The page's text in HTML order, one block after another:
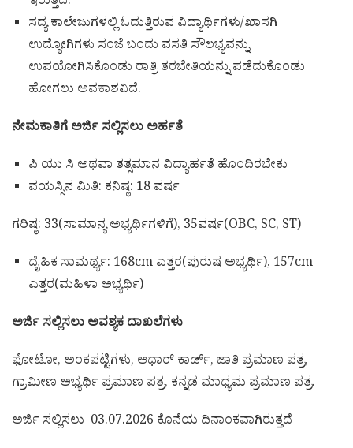
ಸದ್ಯ ಕಾಲೇಜುಗಳಲ್ಲಿ ಓದುತ್ತಿರುವ ವಿದ್ಯಾರ್ಥಿಗಳು/ಖಾಸಗಿ
ಉದ್ಯೋಗಿಗಳು ಸಂಜೆ ಬಂದು ವಸತಿ ಸೌಲಭ್ಯವನ್ನು
ಉಪಯೋಗಿಸಿಕೊಂಡು ರಾತ್ರಿ ತರಬೇತಿಯನ್ನು ಪಡೆದುಕೊಂಡು
ಹೋಗಲು ಅವಕಾಶವಿದೆ.
ನೇಮಕಾತಿಗೆ ಅರ್ಜಿ ಸಲ್ಲಿಸಲು ಅರ್ಹತೆ
ಪಿ ಯು ಸಿ ಅಥವಾ ತತ್ಸಮಾನ ವಿದ್ಯಾರ್ಹತೆ ಹೊಂದಿರಬೇಕು
ವಯಸ್ಸಿನ ಮಿತಿ: ಕನಿಷ್ಠ: 18 ವರ್ಷ
ಗರಿಷ್ಠ: 33(ಸಾಮಾನ್ಯ ಅಭ್ಯರ್ಥಿಗಳಿಗೆ), 35ವರ್ಷ(OBC, SC, ST)
ದೈಹಿಕ ಸಾಮರ್ಥ್ಯ: 168cm ಎತ್ತರ(ಪುರುಷ ಅಭ್ಯರ್ಥಿ), 157cm
ಎತ್ತರ(ಮಹಿಳಾ ಅಭ್ಯರ್ಥಿ)
ಅರ್ಜಿ ಸಲ್ಲಿಸಲು ಅವಶ್ಯಕ ದಾಖಲೆಗಳು
ಫೋಟೋ, ಅಂಕಪಟ್ಟಿಗಳು, ಆಧಾರ್ ಕಾರ್ಡ್, ಜಾತಿ ಪ್ರಮಾಣ ಪತ್ರ,
ಗ್ರಾಮೀಣ ಅಭ್ಯರ್ಥಿ ಪ್ರಮಾಣ ಪತ್ರ, ಕನ್ನಡ ಮಾಧ್ಯಮ ಪ್ರಮಾಣ ಪತ್ರ.
ಅರ್ಜಿ ಸಲ್ಲಿಸಲು 03.07.2026 ಕೊನೆಯ ದಿನಾಂಕವಾಗಿರುತ್ತದೆ